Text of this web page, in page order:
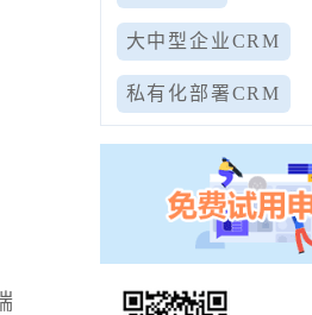
大中型企业CRM
私有化部署CRM